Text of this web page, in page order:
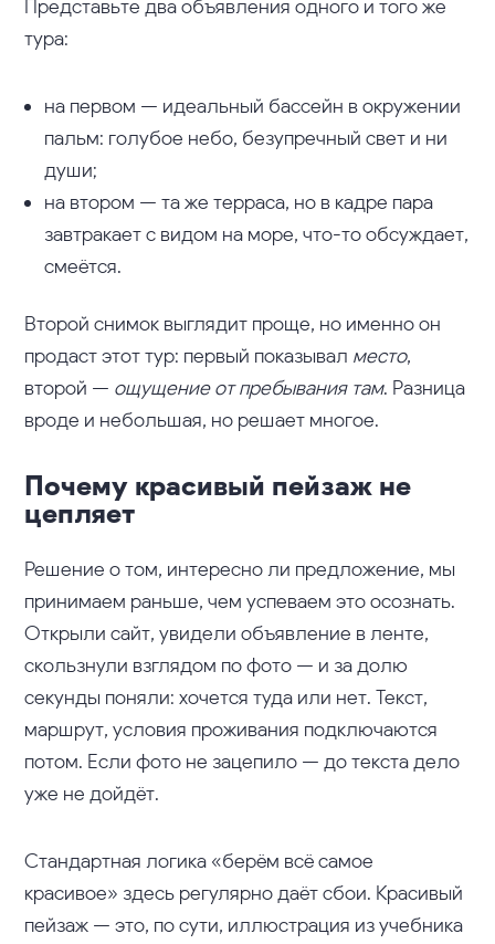
Представьте два объявления одного и того же
тура:
на первом — идеальный бассейн в окружении
пальм: голубое небо, безупречный свет и ни
души;
на втором — та же терраса, но в кадре пара
завтракает с видом на море, что-то обсуждает,
смеётся.
Второй снимок выглядит проще, но именно он
продаст этот тур: первый показывал место,
второй — ощущение от пребывания там. Разница
вроде и небольшая, но решает многое.
Почему красивый пейзаж не
цепляет
Решение о том, интересно ли предложение, мы
принимаем раньше, чем успеваем это осознать.
Открыли сайт, увидели объявление в ленте,
скользнули взглядом по фото — и за долю
секунды поняли: хочется туда или нет. Текст,
маршрут, условия проживания подключаются
потом. Если фото не зацепило — до текста дело
уже не дойдёт.
Стандартная логика «берём всё самое
красивое» здесь регулярно даёт сбои. Красивый
пейзаж — это, по сути, иллюстрация из учебника